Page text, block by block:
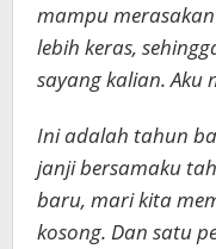
mampu
lebih keras,
sayang kalian. Aku
Ini adalah tahun
janji bersamaku
baru, mari kita
kosong. Dan satu